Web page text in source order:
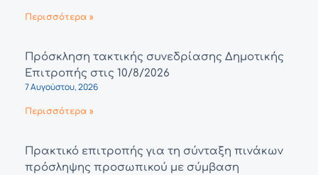
Περισσότερα »
Πρόσκληση τακτικής συνεδρίασης Δημοτικής
Επιτροπής στις 10/8/2026
7 Αυγούστου, 2026
Περισσότερα »
Πρακτικό επιτροπής για τη σύνταξη πινάκων
πρόσληψης προσωπικού με σύμβαση